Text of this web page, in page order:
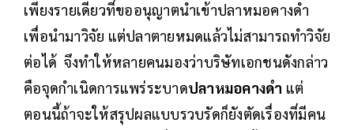
เพียงรายเดียวที่ขออนุญาตนำเข้าปลาหมอคางดำ
เพื่อนำมาวิจัย แต่ปลาตายหมดแล้วไม่สามารถทำวิจัย
ต่อได้ จึงทำให้หลายคนมองว่าบริษัทเอกชนดังกล่าว
คือจุดกำเนิดการแพร่ระบาดปลาหมอคางดำ แต่
ตอนนี้ถ้าจะให้สรุปผลแบบรวบรัดก็ยังตัดเรื่องที่มีคน